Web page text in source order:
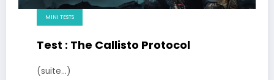
MINI TESTS
Test : The Callisto Protocol
(suite…)